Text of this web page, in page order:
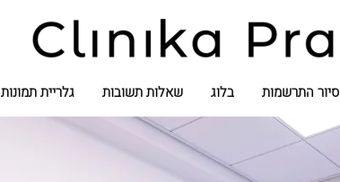
סיור התרשמות בלוג שאלות תשובות גלריית תמונות